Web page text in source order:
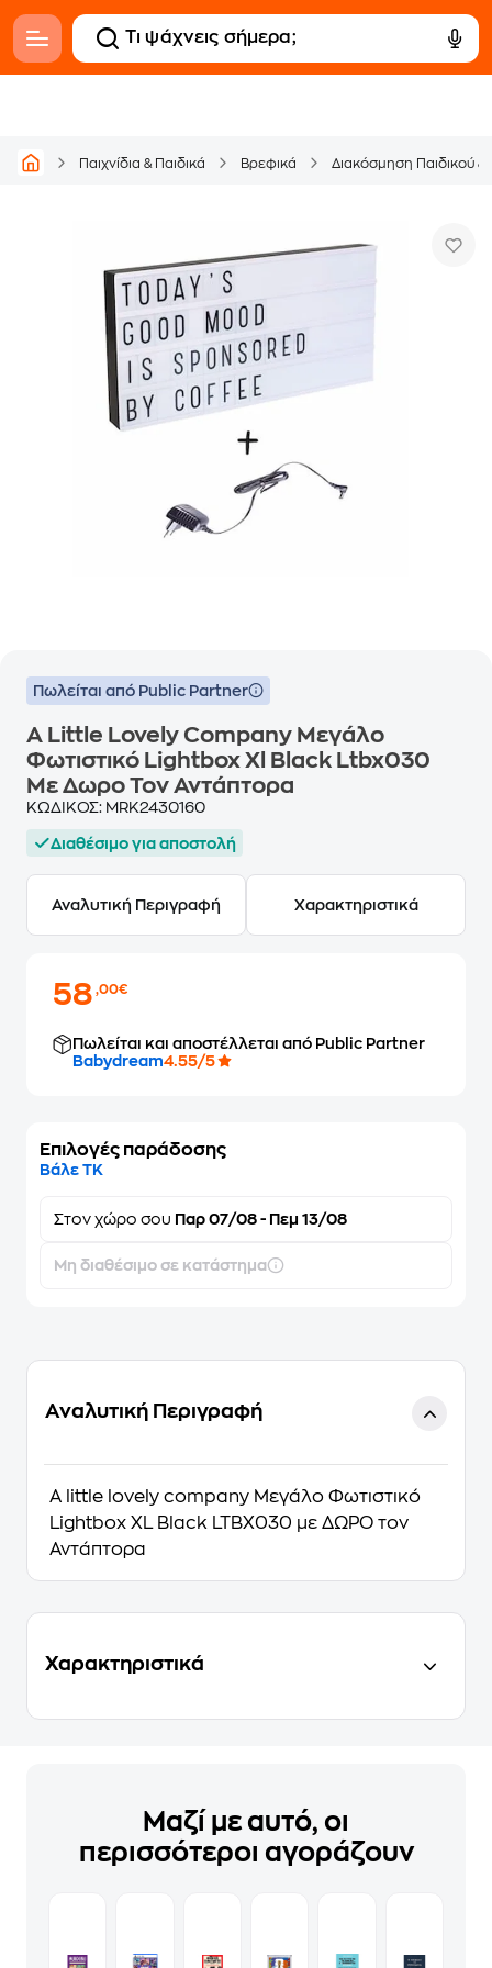
Παιχνίδια & Παιδικά Βρεφικά Διακόσμηση Παιδικού
Πωλείται από Public Partner
A Little Lovely Company Μεγάλο
Φωτιστικό Lightbox Xl Black Ltbx030
Με Δωρο Τον Αντάπτορα
ΚΩΔΙΚΟΣ: MRK2430160
Διαθέσιμο για αποστολή
Αναλυτική Περιγραφή Χαρακτηριστικά
58,00€
Πωλείται και αποστέλλεται από Public Partner
Babydream4.55/5
Επιλογές παράδοσης
Βάλε ΤΚ
Στον χώρο σου Παρ 07/08 - Πεμ 13/08
Μη διαθέσιμο σε κατάστημα
Αναλυτική Περιγραφή
A little lovely company Μεγάλο Φωτιστικό
Lightbox XL Black LTBX030 με ΔΩΡΟ τον
Αντάπτορα
Χαρακτηριστικά
Μαζί με αυτό, οι
περισσότεροι αγοράζουν